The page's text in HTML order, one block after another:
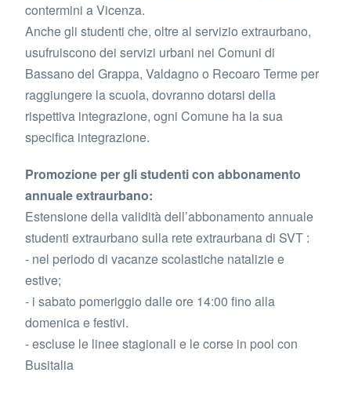
contermini a Vicenza.
Anche gli studenti che, oltre al servizio extraurbano,
usufruiscono dei servizi urbani nei Comuni di
Bassano del Grappa, Valdagno o Recoaro Terme per
raggiungere la scuola, dovranno dotarsi della
rispettiva integrazione, ogni Comune ha la sua
specifica integrazione.
Promozione per gli studenti con abbonamento
annuale extraurbano:
Estensione della validità dell’abbonamento annuale
studenti extraurbano sulla rete extraurbana di SVT :
- nel periodo di vacanze scolastiche natalizie e
estive;
- i sabato pomeriggio dalle ore 14:00 fino alla
domenica e festivi.
- escluse le linee stagionali e le corse in pool con
Busitalia